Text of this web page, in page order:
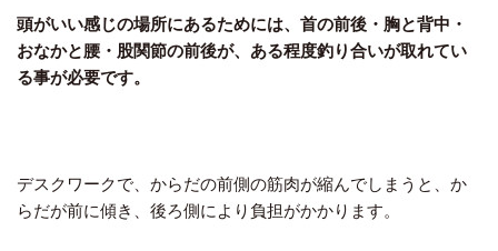
頭がいい感じの場所にあるためには、首の前後・胸と背中・
おなかと腰・股関節の前後が、ある程度釣り合いが取れてい
る事が必要です。
デスクワークで、からだの前側の筋肉が縮んでしまうと、か
らだが前に傾き、後ろ側により負担がかかります。